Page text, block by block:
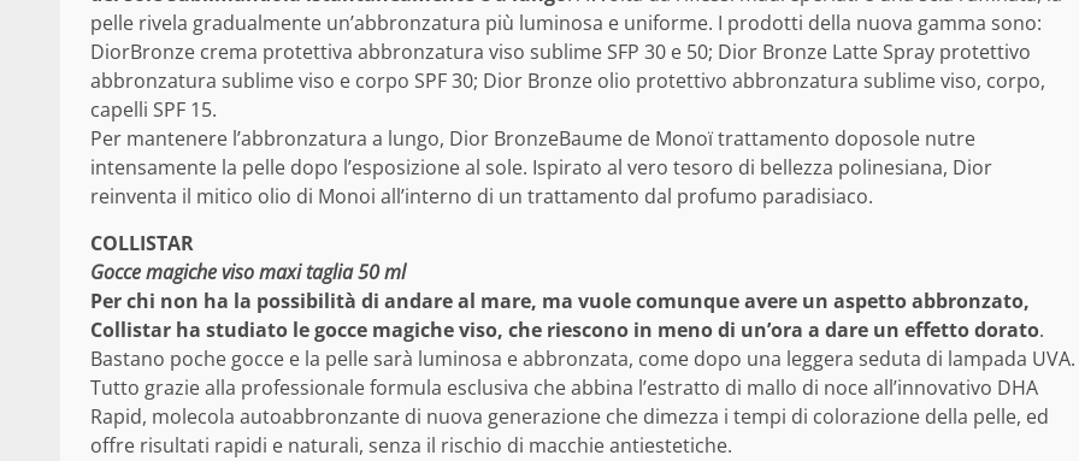
pelle rivela gradualmente un’abbronzatura più luminosa e uniforme. I prodotti della nuova gamma sono:
DiorBronze crema protettiva abbronzatura viso sublime SFP 30 e 50; Dior Bronze Latte Spray protettivo
abbronzatura sublime viso e corpo SPF 30; Dior Bronze olio protettivo abbronzatura sublime viso, corpo,
capelli SPF 15.
Per mantenere l’abbronzatura a lungo, Dior BronzeBaume de Monoï trattamento doposole nutre
intensamente la pelle dopo l’esposizione al sole. Ispirato al vero tesoro di bellezza polinesiana, Dior
reinventa il mitico olio di Monoi all’interno di un trattamento dal profumo paradisiaco.
COLLISTAR
Gocce magiche viso maxi taglia 50 ml
Per chi non ha la possibilità di andare al mare, ma vuole comunque avere un aspetto abbronzato,
Collistar ha studiato le gocce magiche viso, che riescono in meno di un’ora a dare un effetto dorato.
Bastano poche gocce e la pelle sarà luminosa e abbronzata, come dopo una leggera seduta di lampada UVA.
Tutto grazie alla professionale formula esclusiva che abbina l’estratto di mallo di noce all’innovativo DHA
Rapid, molecola autoabbronzante di nuova generazione che dimezza i tempi di colorazione della pelle, ed
offre risultati rapidi e naturali, senza il rischio di macchie antiestetiche.